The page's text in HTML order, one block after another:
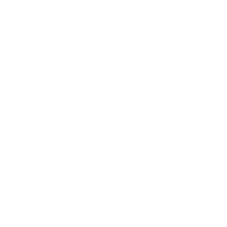
ein Residenzstipendium im
NRW ermöglicht
in Zusammenarbeit mit
Künstler:innen oder
künstlerisch
2026 wird der Preis in
Gelsenkirchen vergeben.
und Kurator:innen an
in Münster